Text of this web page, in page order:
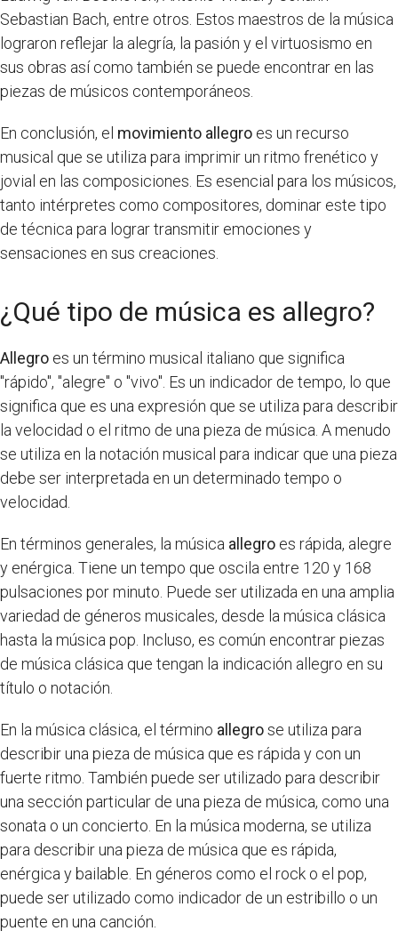
Sebastian Bach, entre otros. Estos maestros de la música
lograron reflejar la alegría, la pasión y el virtuosismo en
sus obras así como también se puede encontrar en las
piezas de músicos contemporáneos.
En conclusión, el movimiento allegro es un recurso
musical que se utiliza para imprimir un ritmo frenético y
jovial en las composiciones. Es esencial para los músicos,
tanto intérpretes como compositores, dominar este tipo
de técnica para lograr transmitir emociones y
sensaciones en sus creaciones.
¿Qué tipo de música es allegro?
Allegro es un término musical italiano que significa
"rápido", "alegre" o "vivo". Es un indicador de tempo, lo que
significa que es una expresión que se utiliza para describir
la velocidad o el ritmo de una pieza de música. A menudo
se utiliza en la notación musical para indicar que una pieza
debe ser interpretada en un determinado tempo o
velocidad.
En términos generales, la música allegro es rápida, alegre
y enérgica. Tiene un tempo que oscila entre 120 y 168
pulsaciones por minuto. Puede ser utilizada en una amplia
variedad de géneros musicales, desde la música clásica
hasta la música pop. Incluso, es común encontrar piezas
de música clásica que tengan la indicación allegro en su
título o notación.
En la música clásica, el término allegrose utiliza para
describir una pieza de música que es rápida y con un
fuerte ritmo. También puede ser utilizado para describir
una sección particular de una pieza de música, como una
sonata o un concierto. En la música moderna, se utiliza
para describir una pieza de música que es rápida,
enérgica y bailable. En géneros como el rock o el pop,
puede ser utilizado como indicador de un estribillo o un
puente en una canción.